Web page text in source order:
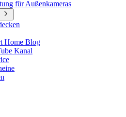
für Außenkameras
Home Blog
Kanal